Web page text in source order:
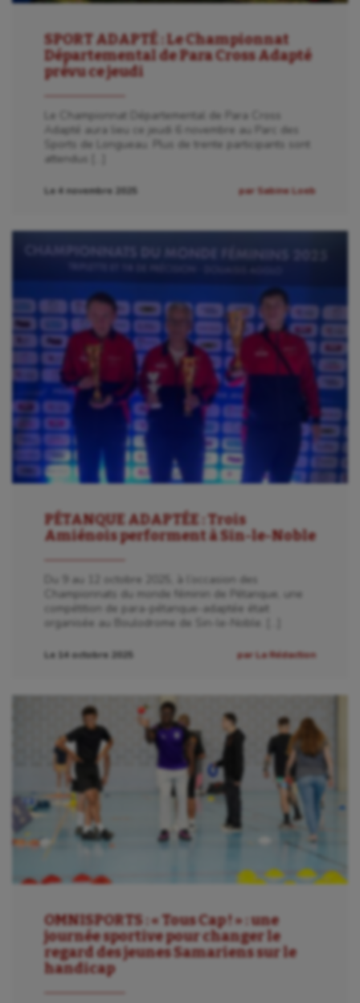
SPORT ADAPTÉ : Le Championnat
Départemental de Para Cross Adapté
prévu ce jeudi
Le Championnat Départemental de Para Cross
Adapté aura lieu ce jeudi 6 novembre au Parc des
Sports de Longueau. Plus de trente participants sont
attendus […]
Le 4 novembre 2025 par Sabine Loeb
PÉTANQUE ADAPTÉE : Trois
Amiénois performent à Sin-le-Noble
Du 9 au 12 octobre 2025, à l’occasion des
Championnats du monde féminin de Pétanque, une
compétition de para-pétanque-adaptée était
organisée au Boulodrome de Sin-le-Noble. […]
Le 14 octobre 2025 par La Rédaction
OMNISPORTS : « Tous Cap ! » : une
journée sportive pour changer le
regard des jeunes Samariens sur le
handicap